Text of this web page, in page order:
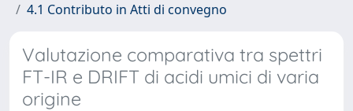
4.1 Contributo in Atti di convegno
Valutazione comparativa tra spettri
FT-IR e DRIFT di acidi umici di varia
origine